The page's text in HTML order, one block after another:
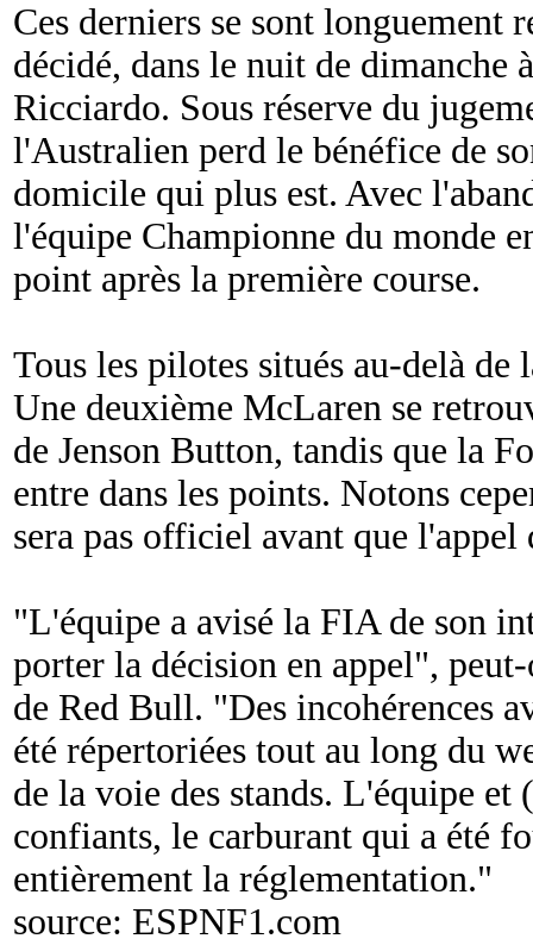
Ces derniers se sont longuement
décidé, dans le nuit de
Ricciardo. Sous réserve du
l'Australien perd le bénéfice de
domicile qui plus est. Avec
l'équipe Championne du monde
point après la première course.
Tous les pilotes situés au-delà de
Une deuxième McLaren se
de Jenson Button, tandis que la
entre dans les points. Notons
sera pas officiel avant que
"L'équipe a avisé la FIA de son
porter la décision en appel",
de Red Bull. "Des incohérences
été répertoriées tout au long du
de la voie des stands. L'équipe
confiants, le carburant qui a été
entièrement la réglementation."
source: ESPNF1.com